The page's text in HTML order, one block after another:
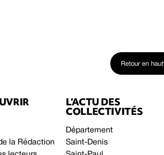
Retour en haut
la Rédaction
L’ACTU DES
COLLECTIVITÉS
Département
Saint-Denis